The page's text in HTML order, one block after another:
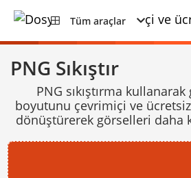
Tüm araçlar
PNG Sıkıştır
PNG sıkıştırma
boyutunu çevrimiçi ve
dönüştürerek görselleri daha